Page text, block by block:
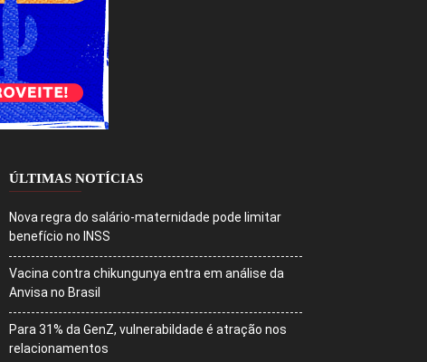
ÚLTIMAS NOTÍCIAS
Nova regra do salário-maternidade pode limitar
benefício no INSS
Vacina contra chikungunya entra em análise da
Anvisa no Brasil
Para 31% da GenZ, vulnerabildade é atração nos
relacionamentos